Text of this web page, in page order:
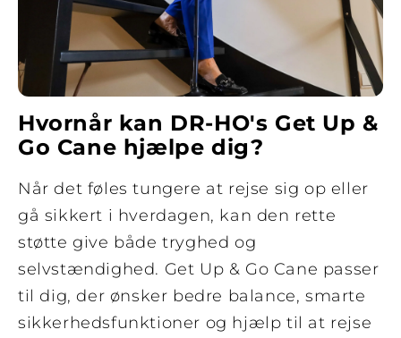
Hvornår kan DR-HO's Get Up &
Go Cane hjælpe dig?
Når det føles tungere at rejse sig op eller
gå sikkert i hverdagen, kan den rette
støtte give både tryghed og
selvstændighed. Get Up & Go Cane passer
til dig, der ønsker bedre balance, smarte
sikkerhedsfunktioner og hjælp til at rejse